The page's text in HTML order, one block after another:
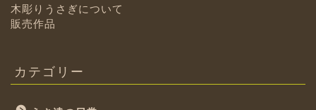
木彫りうさぎについて
販売作品
カテゴリー